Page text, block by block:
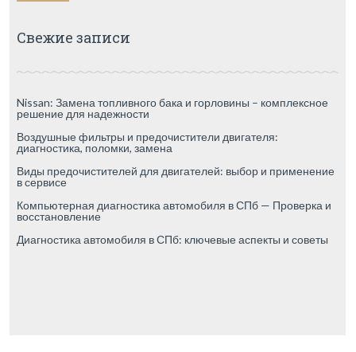
Свежие записи
Nissan: Замена топливного бака и горловины – комплексное
решение для надежности
Воздушные фильтры и предочистители двигателя:
диагностика, поломки, замена
Виды предочистителей для двигателей: выбор и применение
в сервисе
Компьютерная диагностика автомобиля в СПб — Проверка и
восстановление
Диагностика автомобиля в СПб: ключевые аспекты и советы